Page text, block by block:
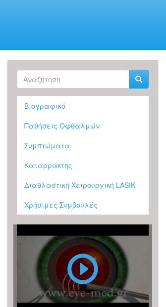
Καταρράκτες
με φακοδόνηση, μετά από Laser
Φόρμα
αναζήτησης
Αναζήτηση
Βιογραφικό
Παθήσεις Οφθαλμών
Συμπτώματα
Καταρράκτης
Διαθλαστική Χειρουργική LASIK
Χρήσιμες Συμβουλές
Επέμβαση
Καταρράκτη
υπερήχους